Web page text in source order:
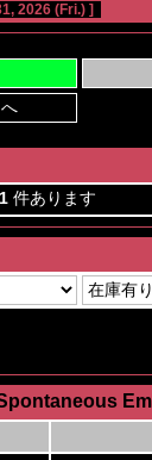
2026 (Fri.) ]
1 件あります